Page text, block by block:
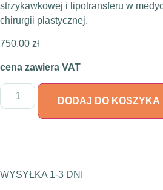
strzykawkowej i lipotransferu w
chirurgii plastycznej.
750.00 zł
cena zawiera VAT
DODAJ DO KOSZYKA
WYSYŁKA 1-3 DNI